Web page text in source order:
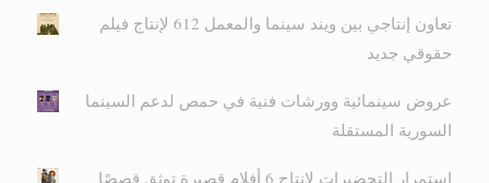
تعاون إنتاجي بين ويند سينما والمعمل 612 لإنتاج فيلم
حقوقي جديد
عروض سينمائية وورشات فنية في حمص لدعم السينما
السورية المستقلة
استمرار التحضيرات لإنتاج 6 أفلام قصيرة توثق قصصًا